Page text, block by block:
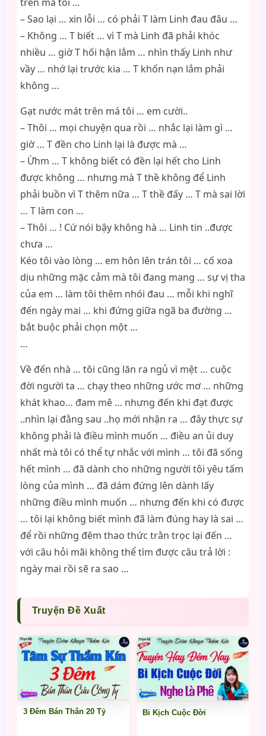
– Sao lại … xin lỗi … có phải T làm Linh đau đâu …
– Không … T biết … vì T mà Linh đã phải khóc
nhiều … giờ T hối hận lắm … nhìn thấy Linh như
vầy … nhớ lại trước kia … T khốn nạn lắm phải
không …
Gạt nước mát trên má tôi … em cười..
– Thôi … mọi chuyện qua rồi … nhắc lại làm gì …
giờ … T đền cho Linh lại là được mà …
– Ừhm … T không biết có đền lại hết cho Linh
được không … nhưng mà T thề không để Linh
phải buồn vì T thêm nữa … T thề đấy … T mà sai lời
… T làm con …
– Thôi … ! Cứ nói bậy không hà … Linh tin ..được
chưa …
Kéo tôi vào lòng … em hôn lên trán tôi … cố xoa
dịu những mặc cảm mà tôi đang mang … sự vị tha
của em … làm tôi thêm nhói đau … mỗi khi nghĩ
đến ngày mai … khi đứng giữa ngã ba đường …
bắt buộc phải chọn một …
…
Về đến nhà … tôi cũng lăn ra ngủ vì mệt … cuộc
đời người ta … chạy theo những ước mơ … những
khát khao… đam mê … nhưng đến khi đạt được
..nhìn lại đằng sau ..họ mới nhận ra … đây thực sự
không phải là điều mình muốn … điều an ủi duy
nhất mà tôi có thể tự nhắc với mình … tôi đã sống
hết mình … đã dành cho những người tôi yêu tấm
lòng của mình … đã dám đứng lên dành lấy
những điều mình muốn … nhưng đến khi có được
… tôi lại không biết mình đã làm đúng hay là sai …
để rồi những đêm thao thức trằn trọc lại đến …
với câu hỏi mãi không thể tìm được câu trả lời :
ngày mai rồi sẽ ra sao …
Truyện Đề Xuất
3 Đêm Bán Thân 20 Tỷ Bi Kịch Cuộc Đời